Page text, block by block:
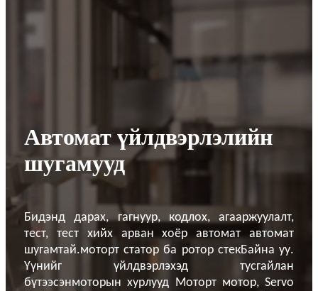
Автомат үйлдвэрлэлийн
шугамууд
Бидэнд дарах, гагнуур, кодлох, агааржуулалт,
тест, тест хийх арван хоёр автомат автомат
шугамтай.моторт статор ба ротор стекБайна уу.
Үүнийг үйлдвэрлэхэд тусгайлан
бүтээсэнмоторын хурлууд Моторт мотор, Servo